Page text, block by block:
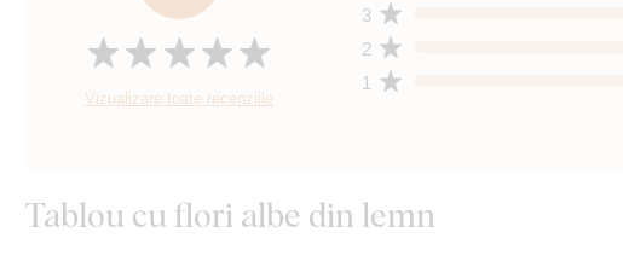
Vizualizare toate recenziile
1
2
3
Tablou cu flori albe din lemn